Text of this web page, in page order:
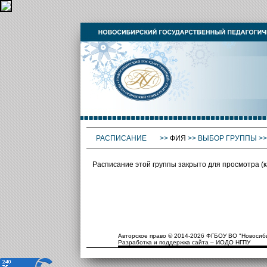
РАСПИСАНИЕ >> ФИЯ >> ВЫБОР ГРУППЫ
Расписание этой группы закрыто для просмотра
Авторское право © 2014-2026 ФГБОУ ВО
Разработка и поддержка сайта – ИОДО НГПУ